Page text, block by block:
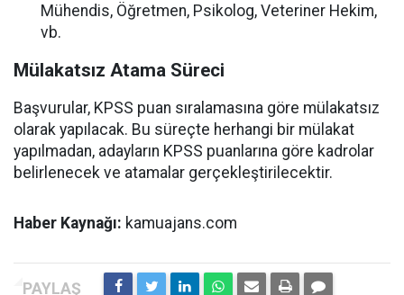
Mühendis, Öğretmen, Psikolog, Veteriner Hekim,
vb.
Mülakatsız Atama Süreci
Başvurular, KPSS puan sıralamasına göre mülakatsız
olarak yapılacak. Bu süreçte herhangi bir mülakat
yapılmadan, adayların KPSS puanlarına göre kadrolar
belirlenecek ve atamalar gerçekleştirilecektir.
Haber Kaynağı: kamuajans.com